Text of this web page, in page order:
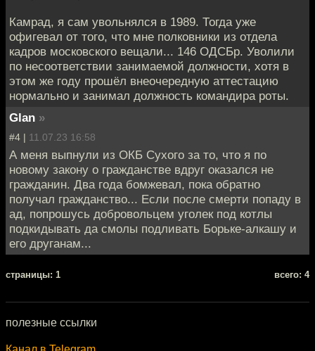
Камрад, я сам увольнялся в 1989. Тогда уже
офигевал от того, что мне полковники из отдела
кадров московского вещали... 146 ОДСБр. Уволили
по несоответствии занимаемой должности, хотя в
этом же году прошёл внеочередную аттестацию
нормально и занимал должность командира роты.
Glan »
#4 | 11.07.23 16:58
А меня выпнули из ОКБ Сухого за то, что я по
новому закону о гражданстве вдруг оказался не
гражданин. Два года бомжевал, пока обратно
получал гражданство... Если после смерти попаду в
ад, попрошусь добровольцем уголек под котлы
подкидывать да смолы подливать Борьке-алкашу и
его друганам...
cтраницы: 1 всего: 4
полезные ссылки